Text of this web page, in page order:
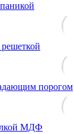
порогом
МДФ